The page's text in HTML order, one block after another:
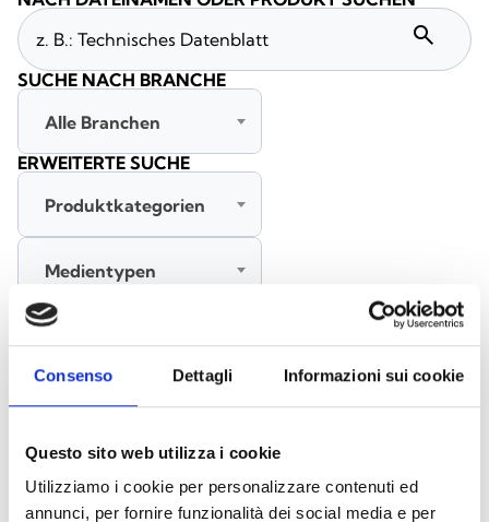
Consenso Dettagli Informazioni sui cookie
Questo sito web utilizza i cookie
Utilizziamo i cookie per personalizzare contenuti ed
annunci, per fornire funzionalità dei social media e per
Dokumente (6992)
Alle auswählen
search
SUCHE NACH BRANCHE
Alle Branchen
ERWEITERTE SUCHE
Produktkategorien
Medientypen